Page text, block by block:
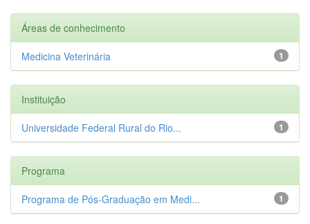
Áreas de conhecimento
1
Medicina Veterinária
Instituição
1
Universidade Federal Rural do Rio...
Programa
1
Programa de Pós-Graduação em Medi...